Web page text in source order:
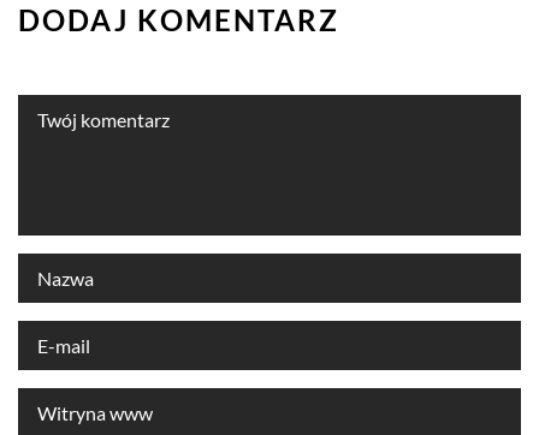
DODAJ KOMENTARZ